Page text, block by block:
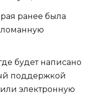
ранее была
будет написано
поддержкой
электронную